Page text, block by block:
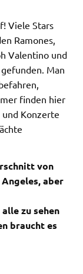
Viele Stars
Ramones,
Valentino und
Man
finden hier
Konzerte
von
, aber
zu sehen
braucht es